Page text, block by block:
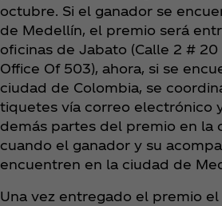
octubre. Si el ganador se
de Medellín, el premio será
oficinas de Jabato (Calle 2 # 20
Office Of 503), ahora, si se
ciudad de Colombia, se
tiquetes vía correo electrónico
demás partes del premio en la
cuando el ganador y su
encuentren en la ciudad de
Una vez entregado el premio